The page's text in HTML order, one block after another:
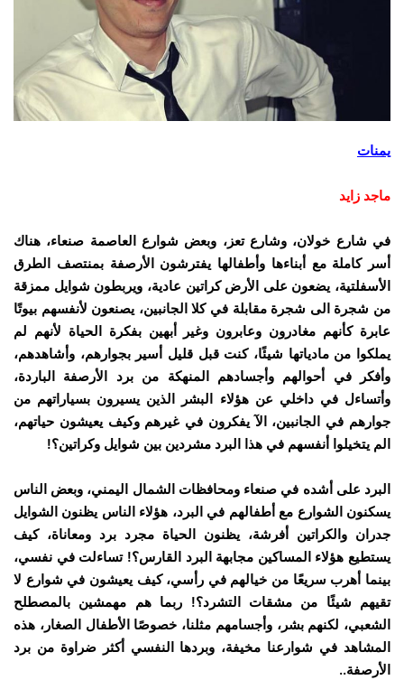
يمنات
ماجد زايد
في شارع خولان، وشارع تعز، وبعض شوارع العاصمة صنعاء، هناك
أسر كاملة مع أبناءها وأطفالها يفترشون الأرصفة بمنتصف الطرق
الأسفلتية، يضعون على الأرض كراتين عادية، ويربطون شوايل ممزقة
من شجرة الى شجرة مقابلة في كلا الجانبين، يصنعون لأنفسهم بيوتًا
عابرة كأنهم مغادرون وعابرون وغير أبهين بفكرة الحياة لأنهم لم
يملكوا من مادياتها شيئًا، كنت قبل قليل أسير بجوارهم، وأشاهدهم،
وأفكر في أحوالهم وأجسادهم المنهكة من برد الأرصفة الباردة،
وأتساءل في داخلي عن هؤلاء البشر الذين يسيرون بسياراتهم من
جوارهم في الجانبين، الآ يفكرون في غيرهم وكيف يعيشون حياتهم،
الم يتخيلوا أنفسهم في هذا البرد مشردين بين شوايل وكراتين؟!
البرد على أشده في صنعاء ومحافظات الشمال اليمني، وبعض الناس
يسكنون الشوارع مع أطفالهم في البرد، هؤلاء الناس يظنون الشوايل
جدران والكراتين أفرشة، يظنون الحياة مجرد برد ومعاناة، كيف
يستطيع هؤلاء المساكين مجابهة البرد القارس؟! تساءلت في نفسي،
بينما أهرب سريعًا من خيالهم في رأسي، كيف يعيشون في شوارع لا
تقيهم شيئًا من مشقات التشرد؟! ربما هم مهمشين بالمصطلح
الشعبي، لكنهم بشر، وأجسامهم مثلنا، خصوصًا الأطفال الصغار، هذه
المشاهد في شوارعنا مخيفة، وبردها النفسي أكثر ضراوة من برد
الأرصفة..